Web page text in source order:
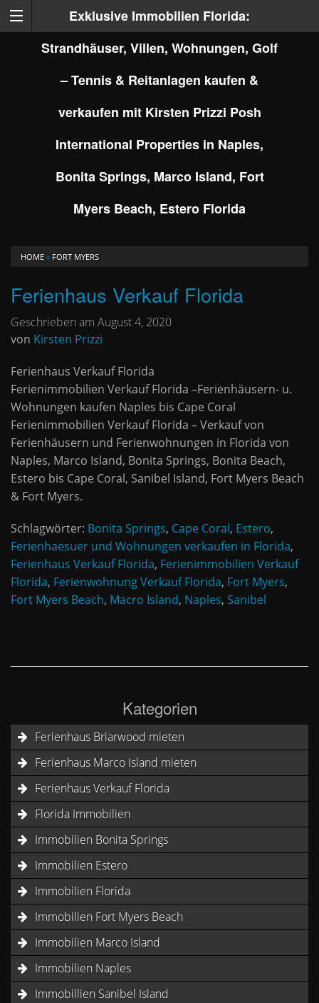
Exklusive Immobilien Florida:
Strandhäuser, Villen, Wohnungen, Golf
– Tennis & Reitanlagen kaufen &
verkaufen mit Kirsten Prizzi Posh
International Properties in Naples,
Bonita Springs, Marco Island, Fort
Myers Beach, Estero Florida
HOME » FORT MYERS
Ferienhaus Verkauf Florida
Geschrieben am August 4, 2020
von Kirsten Prizzi
Ferienhaus Verkauf Florida
Ferienimmobilien Verkauf Florida –Ferienhäusern- u.
Wohnungen kaufen Naples bis Cape Coral
Ferienimmobilien Verkauf Florida – Verkauf von
Ferienhäusern und Ferienwohnungen in Florida von
Naples, Marco Island, Bonita Springs, Bonita Beach,
Estero bis Cape Coral, Sanibel Island, Fort Myers Beach
& Fort Myers.
Schlagwörter: Bonita Springs, Cape Coral, Estero,
Ferienhaesuer und Wohnungen verkaufen in Florida,
Ferienhaus Verkauf Florida, Ferienimmobilien Verkauf
Florida, Ferienwohnung Verkauf Florida, Fort Myers,
Fort Myers Beach, Macro Island, Naples, Sanibel
Kategorien
Ferienhaus Briarwood mieten
Ferienhaus Marco Island mieten
Ferienhaus Verkauf Florida
Florida Immobilien
Immobilien Bonita Springs
Immobilien Estero
Immobilien Florida
Immobilien Fort Myers Beach
Immobilien Marco Island
Immobilien Naples
Immobillien Sanibel Island